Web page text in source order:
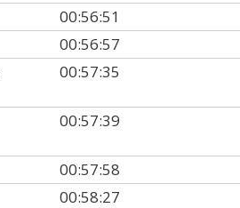
00:56:51
00:56:57
00:57:35
00:57:39
00:57:58
00:58:27